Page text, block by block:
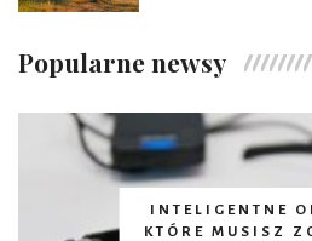
Popularne newsy
INTELIGENTNE
KTÓRE MUSISZ